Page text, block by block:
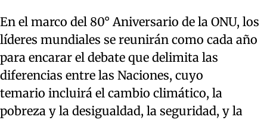
En el marco del 80° Aniversario de la ONU, los
líderes mundiales se reunirán como cada año
para encarar el debate que delimita las
diferencias entre las Naciones, cuyo
temario incluirá el cambio climático, la
pobreza y la desigualdad, la seguridad, y la